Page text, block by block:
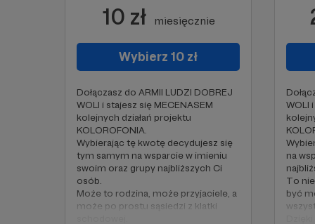
10 zł miesięcznie
Wybierz 10 zł
Dołączasz do ARMII LUDZI DOBREJ
WOLI i stajesz się MECENASEM
kolejnych działań projektu
KOLOROFONIA.
Wybierając tę kwotę decydujesz się
tym samym na wsparcie w imieniu
swoim oraz grupy najbliższych Ci
osób.
Może to rodzina, może przyjaciele, a
może po prostu sąsiedzi z klatki
WOLI
na
To
być